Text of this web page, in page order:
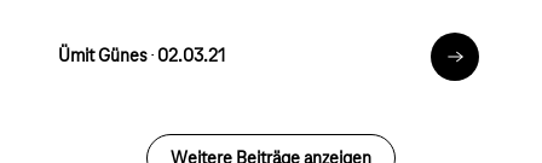
Ümit Günes∙ 02.03.21
Zum Artikel
Weitere Beiträge anzeigen